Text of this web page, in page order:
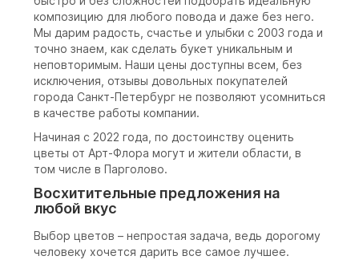
композицию для любого повода и даже без него.
Мы дарим радость, счастье и улыбки с 2003 года и
точно знаем, как сделать букет уникальным и
неповторимым. Наши цены доступны всем, без
исключения, отзывы довольных покупателей
города Санкт-Петербург не позволяют усомниться
в качестве работы компании.
Начиная с 2022 года, по достоинству оценить
цветы от Арт-Флора могут и жители области, в
том числе в Парголово.
Восхитительные предложения на
любой вкус
Выбор цветов – непростая задача, ведь дорогому
человеку хочется дарить все самое лучшее.